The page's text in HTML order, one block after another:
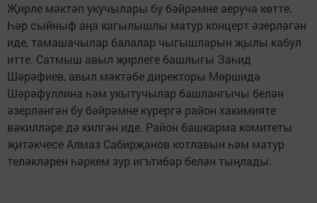
Җирле мәктәп укучылары бу бәйрәмне аеруча көтте.
Һәр сыйныф аңа кагылышлы матур концерт әзерләгән
иде, тамашачылар балалар чыгышларын җылы кабул
итте. Сатмыш авыл җирлеге башлыгы Заһид
Шәрәфиев, авыл мәктәбе директоры Мөршидә
Шәрәфуллина һәм укытучылар башлангычы белән
әзерләнгән бу бәйрәмне күрергә район хакимияте
вәкилләре дә килгән иде. Район башкарма комитеты
җитәкчесе Алмаз Сабирҗанов котлавын һәм матур
теләкләрен һәркем зур игътибар белән тыңлады.